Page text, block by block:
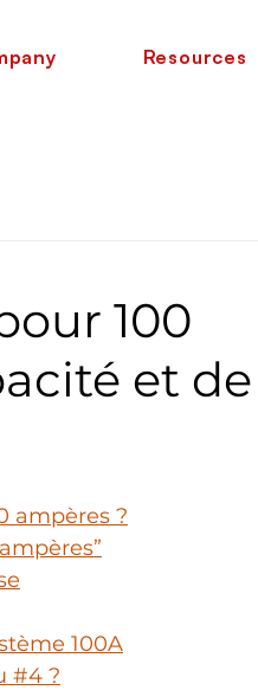
Resources
100
et de
ampères ?
100A
#4 ?